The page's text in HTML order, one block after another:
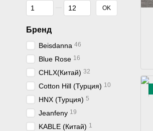
От Количество в упаковке
До Количество в упаковке
OK
Бренд
Beisdanna 46
Blue Rose 16
CHLX(Китай) 32
Cotton Hill (Турция) 10
HNX (Турция) 5
Jeanfeny 19
KABLE (Китай) 1